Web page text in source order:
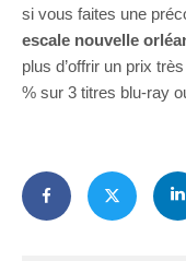
si vous faites une
escale nouvelle
plus d’offrir un prix
% sur 3 titres blu-ray